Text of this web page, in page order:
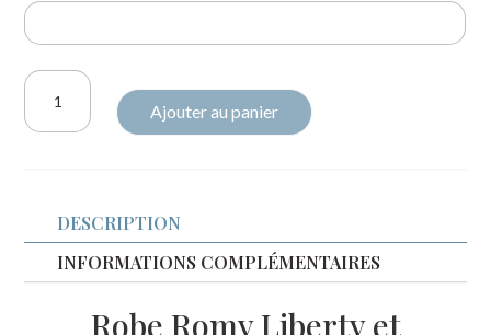
quantité
Betsy
pêche
Ajouter au panier
DESCRIPTION
INFORMATIONS COMPLÉMENTAIRES
Robe Romy Liberty et